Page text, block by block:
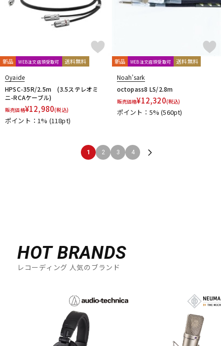
新品 WEB注文店頭受取可 送料無料
Oyaide
HPSC-35R/2.5m (3.5ステレオミ
ニ-RCAケーブル)
販売価格¥12,980(税込)
ポイント：1% (118pt)
新品 WEB注文店頭受取可 送料無料
Noah’sark
octopass8 LS/2.8m
販売価格¥12,320(税込)
ポイント：5%(560pt)
1 2 3 4
HOT BRANDS
レコーディング 人気のブランド